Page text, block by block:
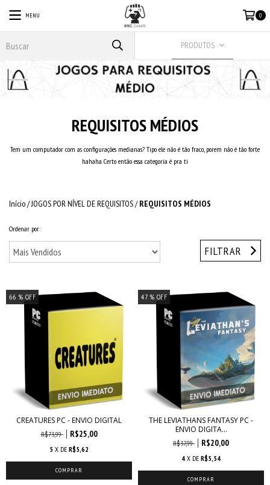
MENU 0
PRODUTOS
REQUISITOS MÉDIOS
Tem um computador com as configurações medianas? Tipo ele não é tão fraco, porem não é tão forte
hahaha. Certo então essa categoria é pra ti
Início/JOGOS POR NÍVEL DE REQUISITOS/ REQUISITOS MÉDIOS
Ordenar por:
FILTRAR
66 % OFF
CREATURES PC - ENVIO DIGITAL
R$73,99 R$25,00
5 X DE R$5,62
47% OFF
THE LEVIATHANS FANTASY PC -
ENVIO DIGITA...
R$37,99 R$20,00
4 X DE R$5,54